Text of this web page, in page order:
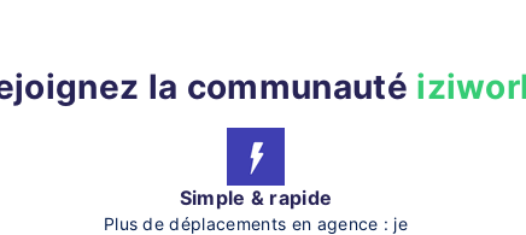
la communauté
Simple & rapide
Plus de déplacements en agence : je